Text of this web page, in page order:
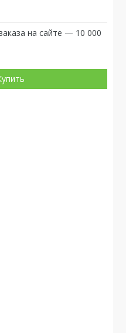
на сайте — 10 000